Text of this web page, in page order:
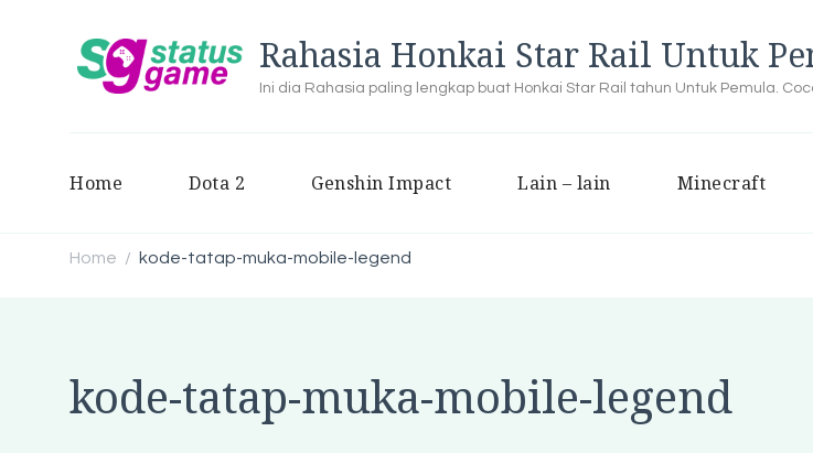
Rahasia Honkai Star Rail Untuk
Ini dia Rahasia paling lengkap buat Honkai Star Rail tahun Untuk Pemula.
Home Dota 2 Genshin Impact Lain – lain Minecraft
Home / kode-tatap-muka-mobile-legend
kode-tatap-muka-mobile-legend